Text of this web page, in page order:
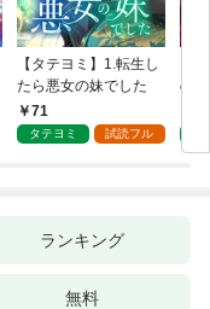
【タテヨミ】1.転生し
たら悪女の妹でした
71
タテヨミ 試読フル
の
ランキング
無料